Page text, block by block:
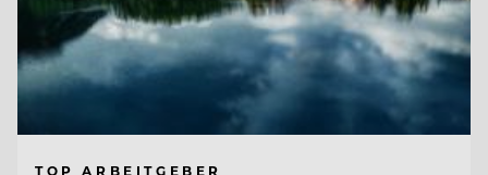
TOP ARBEITGEBER